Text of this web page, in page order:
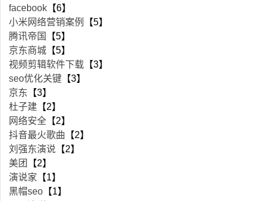
facebook 【6】
小米网络营销案例
【5】
腾讯帝国
【5】
京东商城 【5】
视频剪辑软件下载 【3】
seo优化关键 【3】
京东 【3】
杜子建 【2】
网络安全 【2】
抖音最火歌曲 【2】
刘强东演说 【2】
美团
【2】
演说家 【1】
黑帽seo 【1】